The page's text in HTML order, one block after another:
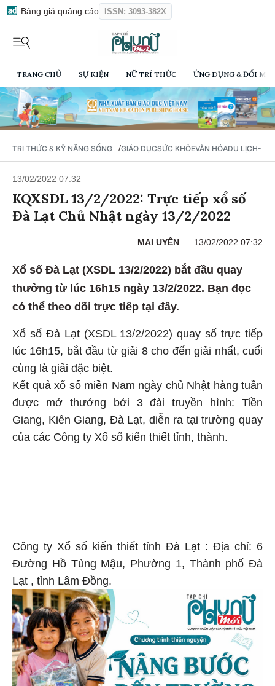
Bảng giá quảng cáo ISSN: 3093-382X
TRANG CHỦ SỰ KIỆN NỮ TRÍ THỨC ỨNG DỤNG & ĐỔI
TRI THỨC & KỸ NĂNG SỐNG /GIÁO DỤCSỨC KHỎEVĂN HÓADU LỊCH-
13/02/2022 07:32
KQXSDL 13/2/2022: Trực tiếp xổ số
Đà Lạt Chủ Nhật ngày 13/2/2022
MAI UYÊN 13/02/2022 07:32
Xổ số Đà Lạt (XSDL 13/2/2022) bắt đầu quay
thưởng từ lúc 16h15 ngày 13/2/2022. Bạn đọc
có thể theo dõi trực tiếp tại đây.
Xổ số Đà Lạt (XSDL 13/2/2022) quay số trực tiếp
lúc 16h15, bắt đầu từ giải 8 cho đến giải nhất, cuối
cùng là giải đặc biệt.
Kết quả xổ số miền Nam ngày chủ Nhật hàng tuần
được mở thưởng bởi 3 đài truyền hình: Tiền
Giang, Kiên Giang, Đà Lạt, diễn ra tại trường quay
của các Công ty Xổ số kiến thiết tỉnh, thành.
Công ty Xổ số kiến thiết tỉnh Đà Lạt : Địa chỉ: 6
Đường Hồ Tùng Mậu, Phường 1, Thành phố Đà
Lạt , tỉnh Lâm Đồng.